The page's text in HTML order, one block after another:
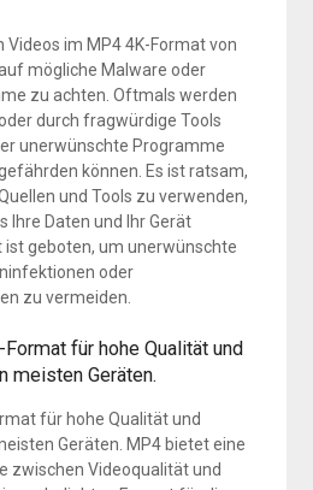
im MP4 4K-Format von
mögliche Malware oder
zu achten. Oftmals werden
durch fragwürdige Tools
unerwünschte Programme
können. Es ist ratsam,
und Tools zu verwenden,
Ihre Daten und Ihr Gerät
geboten, um unerwünschte
oder
zu vermeiden.
für hohe Qualität und
meisten Geräten.
für hohe Qualität und
Geräten. MP4 bietet eine
zwischen Videoqualität und